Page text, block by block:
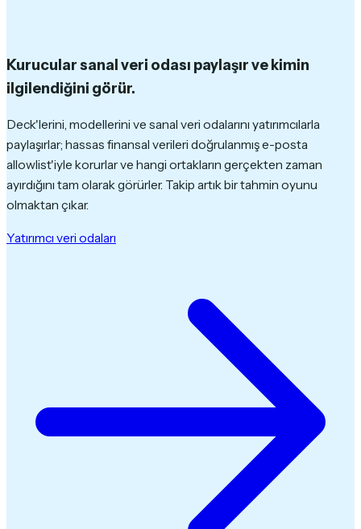
Kurucular sanal veri odası paylaşır ve kimin
ilgilendiğini görür.
Deck'lerini, modellerini ve sanal veri odalarını yatırımcılarla
paylaşırlar; hassas finansal verileri doğrulanmış e-posta
allowlist'iyle korurlar ve hangi ortakların gerçekten zaman
ayırdığını tam olarak görürler. Takip artık bir tahmin oyunu
olmaktan çıkar.
Yatırımcı veri odaları